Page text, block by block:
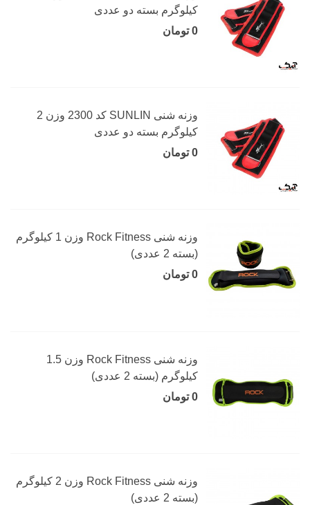
کیلوگرم بسته دو عددی
0 تومان
وزنه شنی SUNLIN کد 2300 وزن 2
کیلوگرم بسته دو عددی
0 تومان
وزنه شنی Rock Fitness وزن 1 کیلوگرم
(بسته 2 عددی)
0 تومان
وزنه شنی Rock Fitness وزن 1.5
کیلوگرم (بسته 2 عددی)
0 تومان
وزنه شنی Rock Fitness وزن 2 کیلوگرم
(بسته 2 عددی)